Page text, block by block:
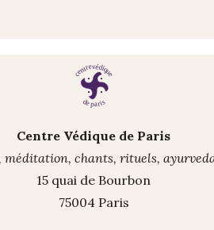
Centre Védique de Paris
méditation, chants, rituels,
15 quai de Bourbon
75004 Paris